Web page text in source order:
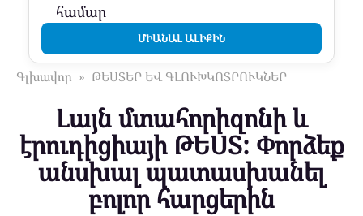
համար
ՄԻԱՆԱԼ ԱԼԻՔԻՆ
Գլխավոր » ԹԵՍՏԵՐ ԵՎ ԳԼՈՒԽԿՈՏՐՈՒԿՆԵՐ
Լայն մտահորիզոնի և
էրուդիցիայի ԹԵՍՏ: Փորձեք
անսխալ պատասխանել
բոլոր հարցերին